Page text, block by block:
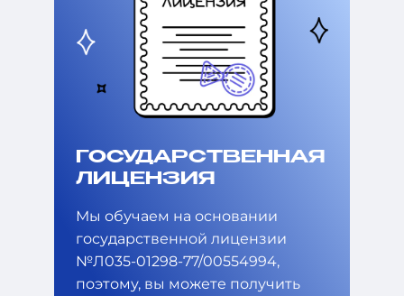
ГОСУДАРСТВЕННАЯ
ЛИЦЕНЗИЯ
Мы обучаем на основании
государственной лицензии
№Л035-01298-77/00554994,
поэтому, вы можете получить